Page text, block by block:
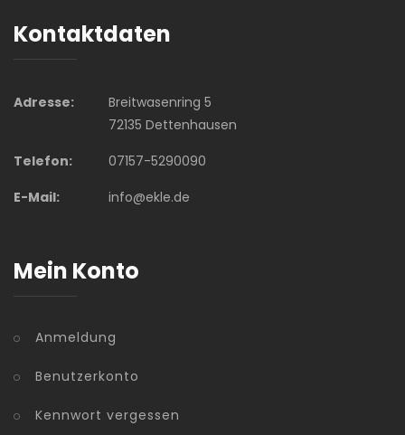
Kontaktdaten
Adresse:
Breitwasenring 5
72135 Dettenhausen
Telefon:
07157-5290090
E-Mail:
info@ekle.de
Mein Konto
Anmeldung
Benutzerkonto
Kennwort vergessen